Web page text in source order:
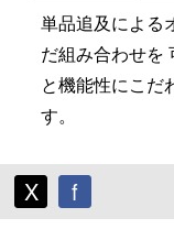
単品追及による
だ組み合わせを
と機能性にこだ
す。
X f